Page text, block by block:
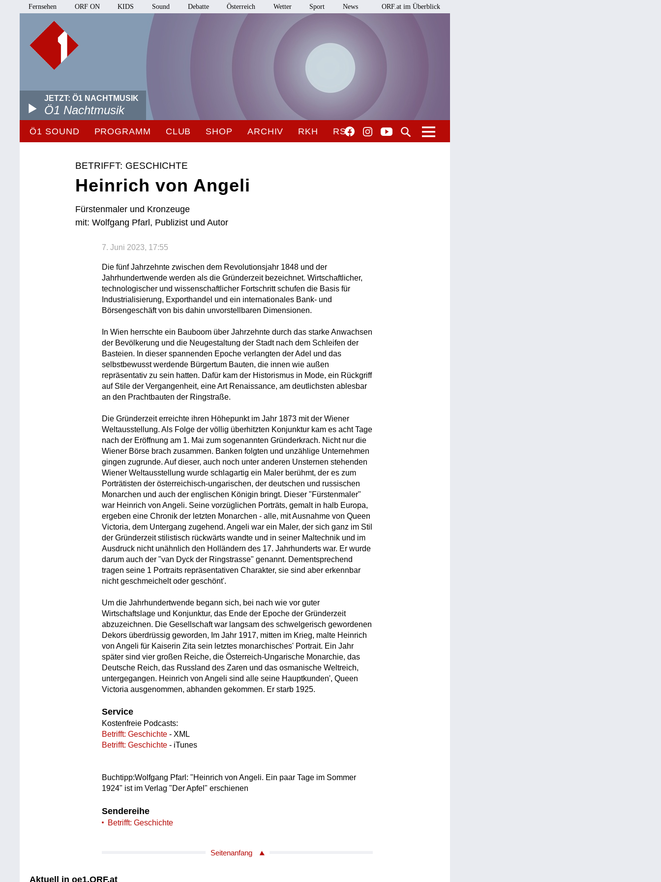
Fernsehen ORF ON KIDS Sound Debatte Österreich Wetter Sport News ORF.at im Überblick
JETZT: Ö1 NACHTMUSIK
Ö1 Nachtmusik
Ö1 SOUND PROGRAMM CLUB SHOP ARCHIV RKH RSO
BETRIFFT: GESCHICHTE
Heinrich von Angeli
Fürstenmaler und Kronzeuge
mit: Wolfgang Pfarl, Publizist und Autor
7. Juni 2023, 17:55
Die fünf Jahrzehnte zwischen dem Revolutionsjahr 1848 und der
Jahrhundertwende werden als die Gründerzeit bezeichnet. Wirtschaftlicher,
technologischer und wissenschaftlicher Fortschritt schufen die Basis für
Industrialisierung, Exporthandel und ein internationales Bank- und
Börsengeschäft von bis dahin unvorstellbaren Dimensionen.
In Wien herrschte ein Bauboom über Jahrzehnte durch das starke Anwachsen
der Bevölkerung und die Neugestaltung der Stadt nach dem Schleifen der
Basteien. In dieser spannenden Epoche verlangten der Adel und das
selbstbewusst werdende Bürgertum Bauten, die innen wie außen
repräsentativ zu sein hatten. Dafür kam der Historismus in Mode, ein Rückgriff
auf Stile der Vergangenheit, eine Art Renaissance, am deutlichsten ablesbar
an den Prachtbauten der Ringstraße.
Die Gründerzeit erreichte ihren Höhepunkt im Jahr 1873 mit der Wiener
Weltausstellung. Als Folge der völlig überhitzten Konjunktur kam es acht Tage
nach der Eröffnung am 1. Mai zum sogenannten Gründerkrach. Nicht nur die
Wiener Börse brach zusammen. Banken folgten und unzählige Unternehmen
gingen zugrunde. Auf dieser, auch noch unter anderen Unsternen stehenden
Wiener Weltausstellung wurde schlagartig ein Maler berühmt, der es zum
Porträtisten der österreichisch-ungarischen, der deutschen und russischen
Monarchen und auch der englischen Königin bringt. Dieser "Fürstenmaler"
war Heinrich von Angeli. Seine vorzüglichen Porträts, gemalt in halb Europa,
ergeben eine Chronik der letzten Monarchen - alle, mit Ausnahme von Queen
Victoria, dem Untergang zugehend. Angeli war ein Maler, der sich ganz im Stil
der Gründerzeit stilistisch rückwärts wandte und in seiner Maltechnik und im
Ausdruck nicht unähnlich den Holländern des 17. Jahrhunderts war. Er wurde
darum auch der "van Dyck der Ringstrasse" genannt. Dementsprechend
tragen seine 1 Portraits repräsentativen Charakter, sie sind aber erkennbar
nicht geschmeichelt oder geschönt'.
Um die Jahrhundertwende begann sich, bei nach wie vor guter
Wirtschaftslage und Konjunktur, das Ende der Epoche der Gründerzeit
abzuzeichnen. Die Gesellschaft war langsam des schwelgerisch gewordenen
Dekors überdrüssig geworden, Im Jahr 1917, mitten im Krieg, malte Heinrich
von Angeli für Kaiserin Zita sein letztes monarchisches' Portrait. Ein Jahr
später sind vier großen Reiche, die Österreich-Ungarische Monarchie, das
Deutsche Reich, das Russland des Zaren und das osmanische Weltreich,
untergegangen. Heinrich von Angeli sind alle seine Hauptkunden', Queen
Victoria ausgenommen, abhanden gekommen. Er starb 1925.
Service
Kostenfreie Podcasts:
Betrifft: Geschichte - XML
Betrifft: Geschichte - iTunes
Buchtipp:Wolfgang Pfarl: "Heinrich von Angeli. Ein paar Tage im Sommer
1924" ist im Verlag "Der Apfel" erschienen
Sendereihe
Betrifft: Geschichte
Seitenanfang
Aktuell in oe1.ORF.at